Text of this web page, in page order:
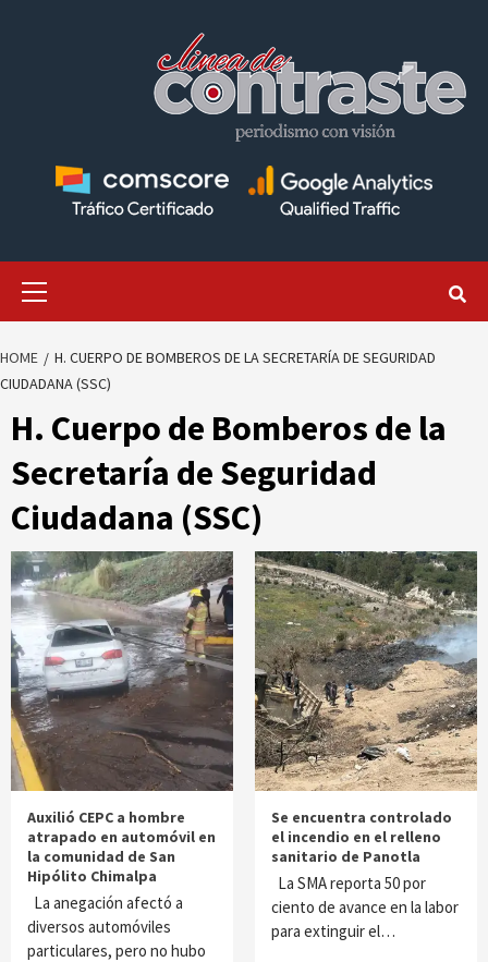
HOME
H. CUERPO DE BOMBEROS DE LA SECRETARÍA DE SEGURIDAD
CIUDADANA (SSC)
H. Cuerpo de Bomberos de la
Secretaría de Seguridad
Ciudadana (SSC)
Auxilió CEPC a hombre
atrapado en automóvil en
la comunidad de San
Hipólito Chimalpa
La anegación afectó a
diversos automóviles
particulares, pero no hubo
Se encuentra controlado
el incendio en el relleno
sanitario de Panotla
La SMA reporta 50 por
ciento de avance en la labor
para extinguir el…